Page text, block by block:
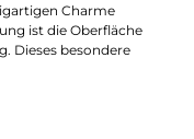
Charme
ist die Oberfläche
Dieses besondere